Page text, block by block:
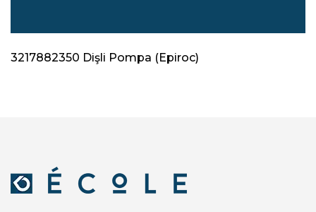
3217882350 Dişli Pompa (Epiroc)